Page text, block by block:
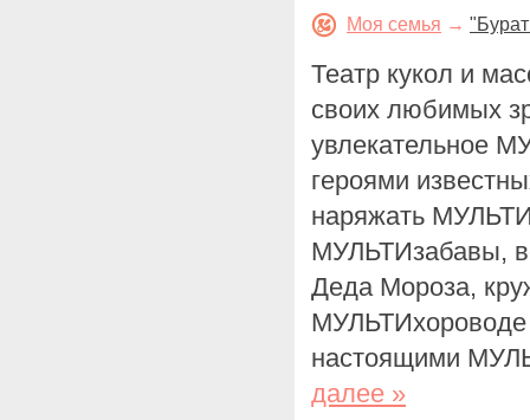
Моя семья →
Театр кукол и
своих любимых
увлекательное
героями
наряжать
МУЛЬТИзабавы,
Деда Мороза,
МУЛЬТИхороводе
настоящими
далее »